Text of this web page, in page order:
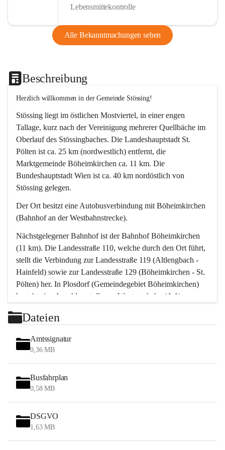
Lebensmittekontrolle
Alle Bekanntmachungen sehen
Beschreibung
Herzlich willkommen in der Gemeinde Stössing!
Stössing liegt im östlichen Mostviertel, in einer engen
Tallage, kurz nach der Vereinigung mehrerer Quellbäche im
Oberlauf des Stössingbaches. Die Landeshauptstadt St.
Pölten ist ca. 25 km (nordwestlich) entfernt, die
Marktgemeinde Böheimkirchen ca. 11 km. Die
Bundeshauptstadt Wien ist ca. 40 km nordöstlich von
Stössing gelegen.
Der Ort besitzt eine Autobusverbindung mit Böheimkirchen
(Bahnhof an der Westbahnstrecke).
Nächstgelegener Bahnhof ist der Bahnhof Böheimkirchen
(11 km). Die Landesstraße 110, welche durch den Ort führt,
stellt die Verbindung zur Landesstraße 119 (Altlengbach -
Hainfeld) sowie zur Landesstraße 129 (Böheimkirchen - St.
Pölten) her. In Plosdorf (Gemeindegebiet Böheimkirchen)
besteht eine Anschlussstelle zur Westautobahn (A 1).
Wien erreicht man in ca. 45 Minuten.
Stössing zählt noch zum Naherholungsraum Wien sowie
zum Naherholungsraum St. Pölten. Viele Bauernhöfe hatten
„ihre Wiener“. Seit 1960 bauten viele Wiener
Wochenendhäuser im Gemeindegebiet. Wegen des
waldreichen Jagdgebietes haben viele Jagdpächter ihre
Das Wandern ist aus touristischer Sicht die bedeutendste
Tätigkeit. Das hügelige Gebiet mit Wanderwegen durch
Wiesen, Wälder und Obstkulturen lädt dazu ein. Gefördert
Dateien
Amtssignatur
0,36 MB
Busfahrplan
0,58 MB
DSGVO
1,63 MB